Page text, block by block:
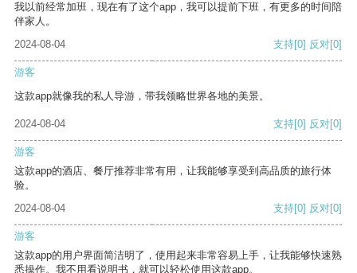
我以前经常加班，现在有了这个app，我可以提前下班，有更多的时间陪
伴家人。
2024-08-04
支持[0] 反对[0]
游客
这款app就像我的私人导游，带我领略世界各地的美景。
2024-08-04 支持[0] 反对[0]
游客
这款app的酒店、餐厅推荐非常有用，让我能够享受到高品质的旅行体
验。
2024-08-04
支持[0] 反对[0]
游客
这款app的用户界面简洁明了，使用起来非常容易上手，让我能够快速熟
悉操作。我不用看说明书，就可以轻松使用这款app。